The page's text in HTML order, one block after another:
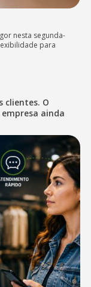
nesta segunda-
para
clientes. O
ainda